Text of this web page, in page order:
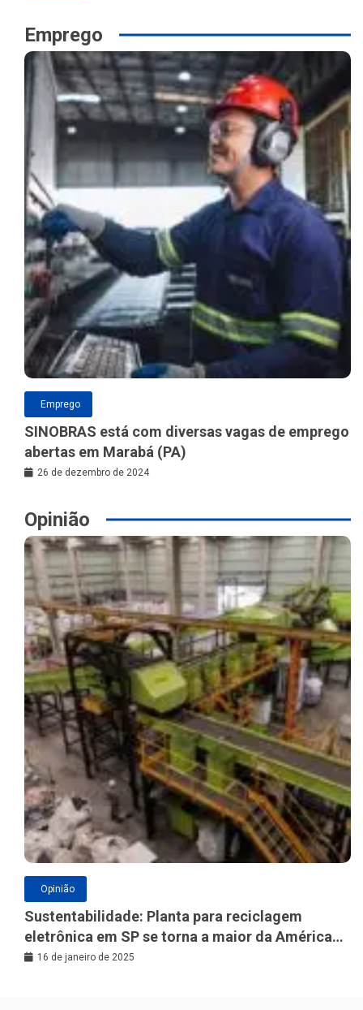
Emprego
Emprego
SINOBRAS está com diversas vagas de emprego
abertas em Marabá (PA)
26 de dezembro de 2024
Opinião
Opinião
Sustentabilidade: Planta para reciclagem
eletrônica em SP se torna a maior da América
Latina
16 de janeiro de 2025